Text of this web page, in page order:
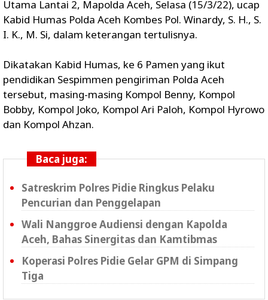
Utama Lantai 2, Mapolda Aceh, Selasa (15/3/22), ucap
Kabid Humas Polda Aceh Kombes Pol. Winardy, S. H., S.
I. K., M. Si, dalam keterangan tertulisnya.
Dikatakan Kabid Humas, ke 6 Pamen yang ikut
pendidikan Sespimmen pengiriman Polda Aceh
tersebut, masing-masing Kompol Benny, Kompol
Bobby, Kompol Joko, Kompol Ari Paloh, Kompol Hyrowo
dan Kompol Ahzan.
Baca juga:
Satreskrim Polres Pidie Ringkus Pelaku
Pencurian dan Penggelapan
Wali Nanggroe Audiensi dengan Kapolda
Aceh, Bahas Sinergitas dan Kamtibmas
Koperasi Polres Pidie Gelar GPM di Simpang
Tiga